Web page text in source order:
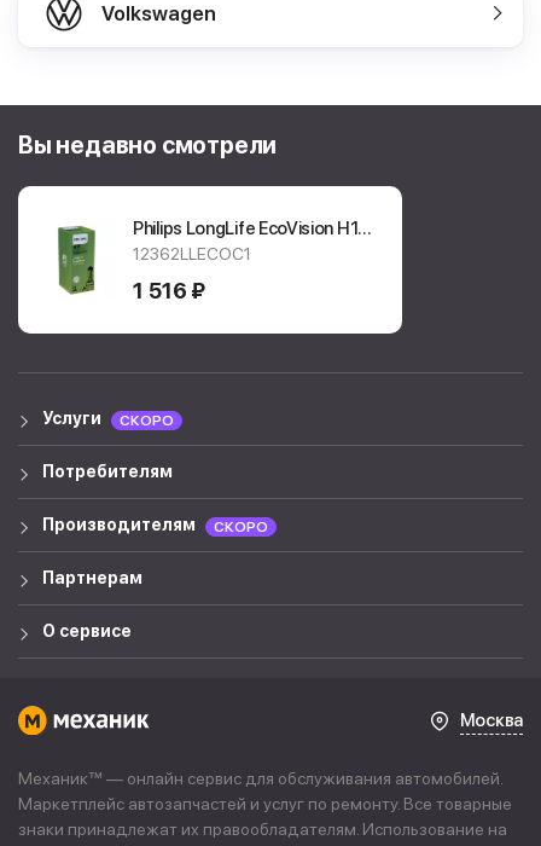
Volkswagen
Вы недавно смотрели
Philips LongLife EcoVision H11
12362LLECOC1
12362LLECOC1
1 516 ₽
Услуги СКОРО
Потребителям
Производителям СКОРО
Партнерам
О сервисе
Москва
Механик™ — онлайн сервис для обслуживания автомобилей.
Маркетплейс автозапчастей и услуг по ремонту. Все товарные
знаки принадлежат их правообладателям. Использование на